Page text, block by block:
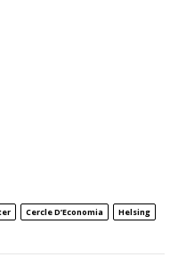
Cercle D’Economia
Helsing